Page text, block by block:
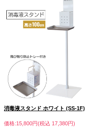
消毒液スタンド ホワイト (SS-1F)
価格:15,800円(税込 17,380円)